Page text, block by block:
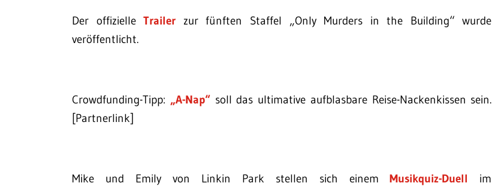
Der offizielleTrailer zur fünften Staffel „Only Murders in the Building“ wurde
veröffentlicht.
Crowdfunding-Tipp: „A-Nap“ soll das ultimative aufblasbare Reise-Nackenkissen sein.
[Partnerlink]
Mike und Emily von Linkin Park stellen sich einemMusikquiz-Duell
im